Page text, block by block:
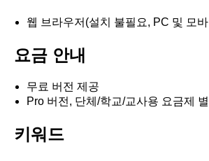
웹 브라우저(설치 불필요, PC 및 모
요금 안내
무료 버전 제공
Pro 버전, 단체/학교/교사용 요금제
키워드